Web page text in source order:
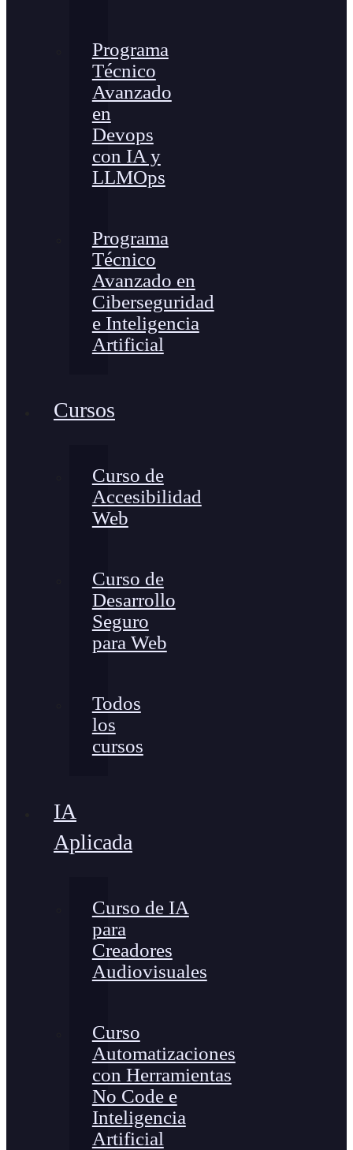
Programa
Técnico
Avanzado
en
Devops
con IA y
LLMOps
Programa
Técnico
Avanzado en
Ciberseguridad
e Inteligencia
Artificial
Cursos
Curso de
Accesibilidad
Web
Curso de
Desarrollo
Seguro
para Web
Todos
los
cursos
IA
Aplicada
Curso de IA
para
Creadores
Audiovisuales
Curso
Automatizaciones
con Herramientas
No Code e
Inteligencia
Artificial